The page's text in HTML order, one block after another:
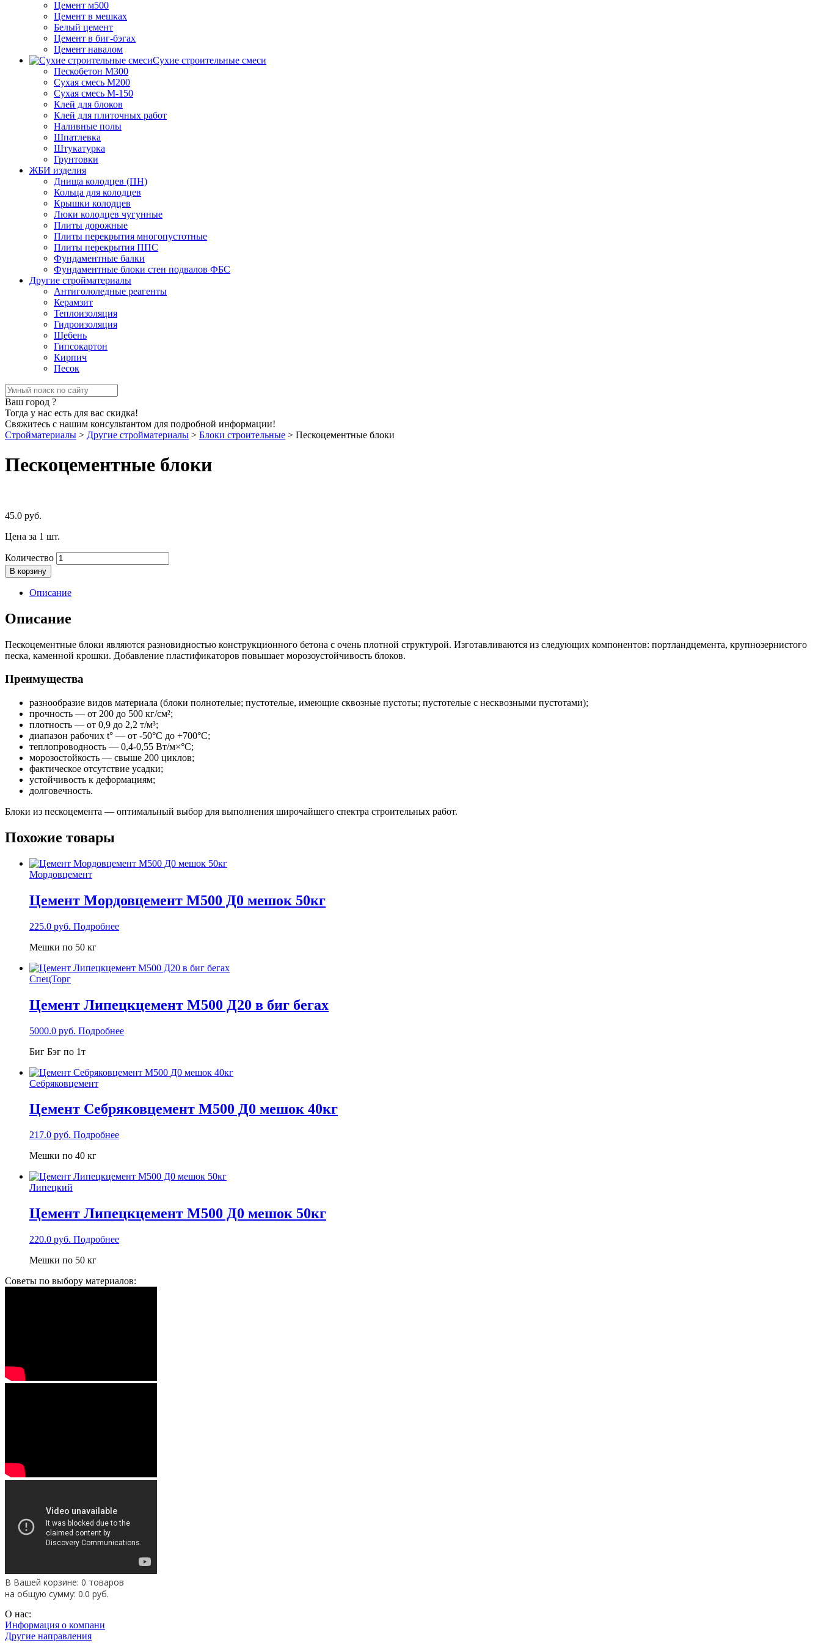
Цемент м500
Цемент в мешках
Белый цемент
Цемент в биг-бэгах
Цемент навалом
Сухие строительные смеси
Пескобетон М300
Сухая смесь М200
Сухая смесь М-150
Клей для блоков
Клей для плиточных работ
Наливные полы
Шпатлевка
Штукатурка
Грунтовки
ЖБИ изделия
Днища колодцев (ПН)
Кольца для колодцев
Крышки колодцев
Люки колодцев чугунные
Плиты дорожные
Плиты перекрытия многопустотные
Плиты перекрытия ППС
Фундаментные балки
Фундаментные блоки стен подвалов ФБС
Другие стройматериалы
Антигололедные реагенты
Керамзит
Теплоизоляция
Гидроизоляция
Щебень
Гипсокартон
Кирпич
Песок
Ваш город ?
Тогда у нас есть для вас скидка!
Свяжитесь с нашим консультантом для подробной информации!
Стройматериалы > Другие стройматериалы > Блоки строительные > Пескоцементные блоки
Пескоцементные блоки
45.0 руб.
Цена за 1 шт.
Количество
В корзину
Описание
Описание
Пескоцементные блоки являются разновидностью конструкционного бетона с очень плотной структурой. Изготавливаются из следующих компонентов: портландцемента, крупнозернистого
песка, каменной крошки. Добавление пластификаторов повышает морозоустойчивость блоков.
Преимущества
разнообразие видов материала (блоки полнотелые; пустотелые, имеющие сквозные пустоты; пустотелые с несквозными пустотами);
прочность — от 200 до 500 кг/см²;
плотность — от 0,9 до 2,2 т/м³;
диапазон рабочих t° — от -50°С до +700°С;
теплопроводность — 0,4-0,55 Вт/м×°С;
морозостойкость — свыше 200 циклов;
фактическое отсутствие усадки;
устойчивость к деформациям;
долговечность.
Блоки из пескоцемента — оптимальный выбор для выполнения широчайшего спектра строительных работ.
Похожие товары
Мордовцемент
Цемент Мордовцемент М500 Д0 мешок 50кг
225.0 руб. Подробнее
Мешки по 50 кг
СпецТорг
Цемент Липецкцемент М500 Д20 в биг бегах
5000.0 руб. Подробнее
Биг Бэг по 1т
Себряковцемент
Цемент Себряковцемент М500 Д0 мешок 40кг
217.0 руб. Подробнее
Мешки по 40 кг
Липецкий
Цемент Липецкцемент М500 Д0 мешок 50кг
220.0 руб. Подробнее
Мешки по 50 кг
Советы по выбору материалов:
В Вашей корзине: 0 товаров
на общую сумму: 0.0 руб.
О нас:
Информация о компани
Другие направления